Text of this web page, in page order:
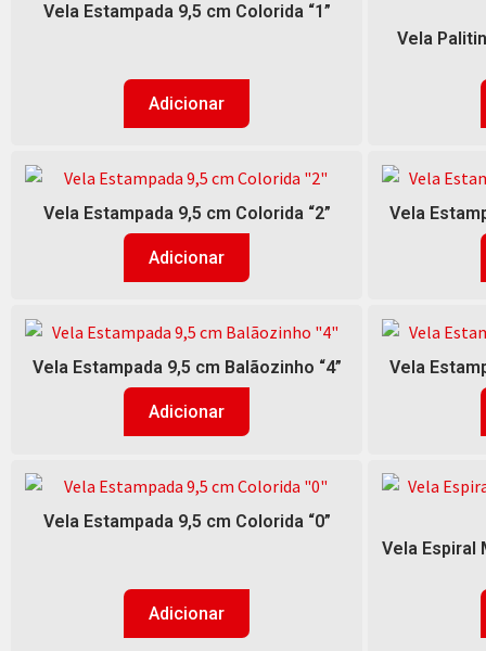
Vela Estampada 9,5 cm Colorida “1”
Adicionar
Vela
Vela Estampada 9,5 cm Colorida “2”
Adicionar
Vela
Vela Estampada 9,5 cm Balãozinho “4”
Adicionar
Vela
Vela Estampada 9,5 cm Colorida “0”
Adicionar
Vela Espiral